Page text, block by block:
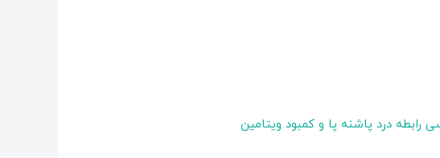
رابطه درد پاشنه پا و کمبود ویتامین